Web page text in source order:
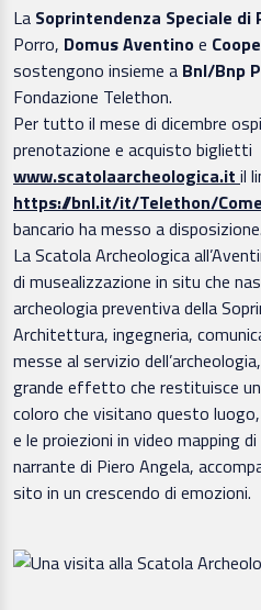
La Soprintendenza Speciale di
Porro, Domus Aventinoe
sostengono insieme a Bnl/Bnp
Fondazione Telethon.
Per tutto il mese di dicembre
prenotazione e acquisto biglietti
www.scatolaarcheologica.it il
https://bnl.it/it/Telethon/
bancario ha messo a disposizione.
La Scatola Archeologica
di musealizzazione in situ che
archeologia preventiva della
Architettura, ingegneria,
messe al servizio
grande effetto che restituisce
coloro che visitano questo
e le proiezioni in video mapping
narrante di Piero Angela,
sito in un crescendo di emozioni.